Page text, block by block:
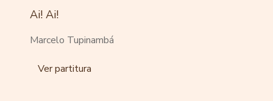
Ai! Ai!
Marcelo Tupinambá
Ver partitura